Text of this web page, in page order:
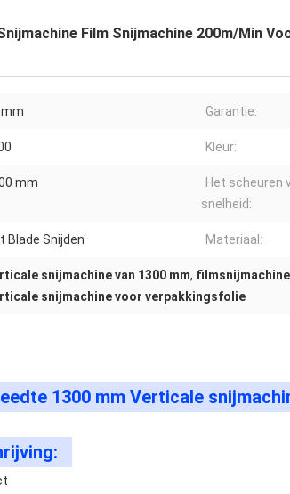
Film Snijmachine 200m/Min
Garantie:
Kleur:
mm
Het scheuren
snelheid:
Blade Snijden Materiaal:
snijmachine van 1300 mm,
snijmachine voor verpakkingsfolie
1300 mm Verticale